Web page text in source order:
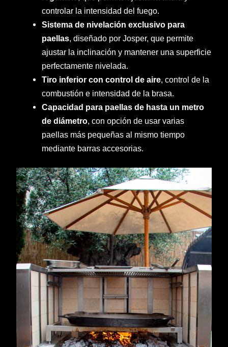
controlar la intensidad del fuego.
Sistema de nivelación exclusivo para
paellas, diseñado por Josper, que permite
ajustar la inclinación y mantener una superficie
perfectamente nivelada.
Tiro inferior con control de aire, control de la
combustión e intensidad de la brasa.
Capacidad para paellas de hasta un metro
de diámetro, con opción de usar varias
paellas más pequeñas al mismo tiempo
mediante barras accesorias.